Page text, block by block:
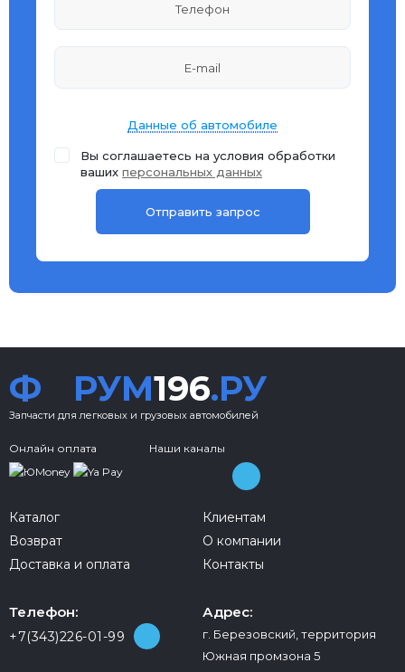
Данные об автомобиле
Вы соглашаетесь на условия обработки
ваших персональных данных
Ф РУМ196.РУ
Запчасти для легковых и грузовых автомобилей
Онлайн оплата Наши каналы
Каталог
Возврат
Доставка и оплата
Клиентам
О компании
Контакты
Телефон:
+7(343)226-01-99
Адрес:
г. Березовский, территория
Южная промзона 5